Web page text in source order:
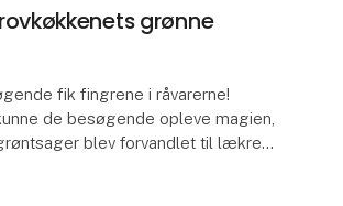
grønne
fik fingrene i råvarerne!
de besøgende opleve magien,
blev forvandlet til lækre